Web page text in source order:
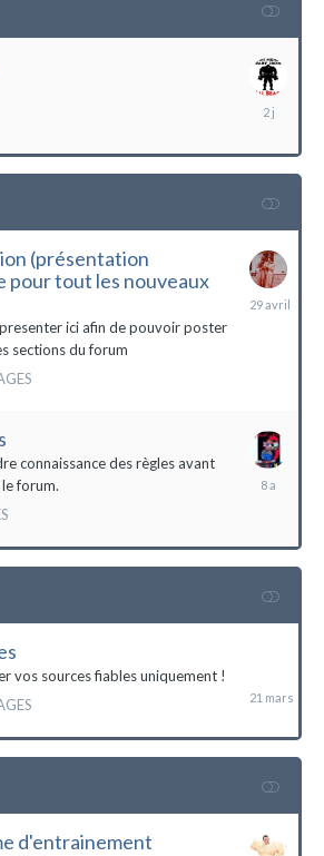
lundi
(présentation
pour tout les nouveaux
ici afin de pouvoir poster
sections du forum
29
connaissance des règles avant
forum.
vos sources fiables uniquement !
d'entrainement